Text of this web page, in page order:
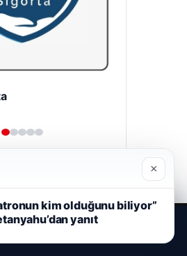
×
kim olduğunu biliyor”
yanıt